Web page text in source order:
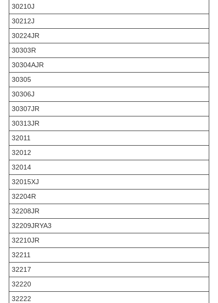
30210J
30212J
30224JR
30303R
30304AJR
30305
30306J
30307JR
30313JR
32011
32012
32014
32015XJ
32204R
32208JR
32209JRYA3
32210JR
32211
32217
32220
32222